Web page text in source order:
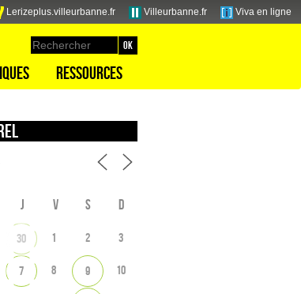
Lerizeplus.villeurbanne.fr Villeurbanne.fr Viva en ligne
Ressources
J V S D
30 1 2 3
7 8 9 10